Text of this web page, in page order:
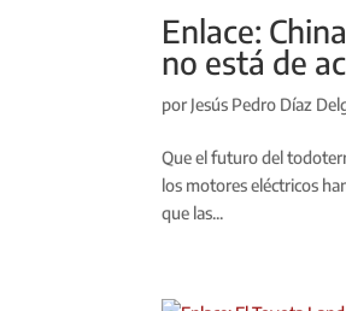
Enlace:
no está de
por Jesús Pedro Díaz
Que el futuro del
los motores eléctricos
que las...